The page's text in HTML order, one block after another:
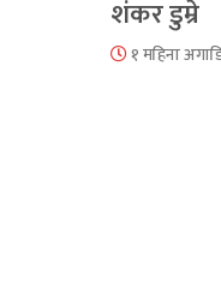
शंकर डुम्रे
१ महिना